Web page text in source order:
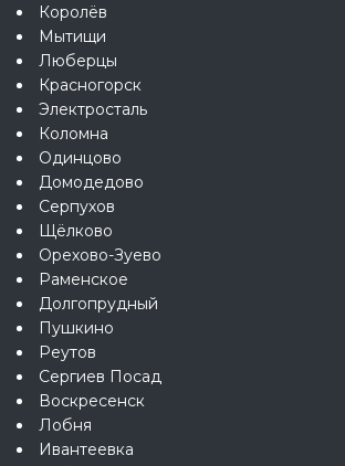
Королёв
Мытищи
Люберцы
Красногорск
Электросталь
Коломна
Одинцово
Домодедово
Серпухов
Щёлково
Орехово-Зуево
Раменское
Долгопрудный
Пушкино
Реутов
Сергиев Посад
Воскресенск
Лобня
Ивантеевка